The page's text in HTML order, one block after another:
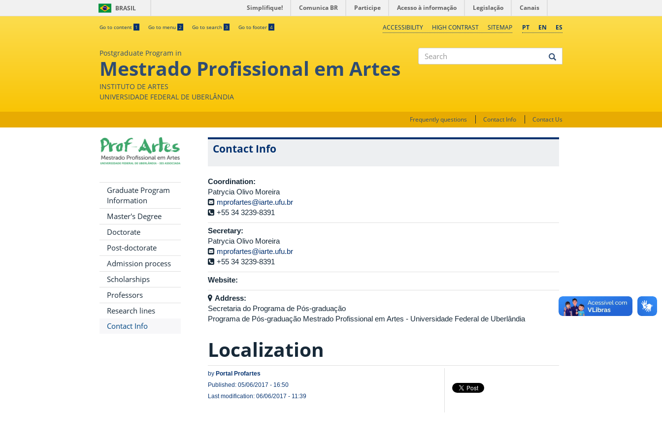
BRASIL Simplifique! Comunica BR Participe Acesso à informação Legislação Canais
Go to content 1 Go to menu 2 Go to search 3 Go to footer 4 PT EN ES
ACCESSIBILITY HIGH CONTRAST SITEMAP
Postgraduate Program in
Mestrado Profissional em Artes
INSTITUTO DE ARTES
UNIVERSIDADE FEDERAL DE UBERLÂNDIA
Frequently questions Contact Info Contact Us
Graduate Program
Information
Master's Degree
Doctorate
Post-doctorate
Admission process
Scholarships
Professors
Research lines
Contact Info
Contact Info
Coordination:
Patrycia Olivo Moreira
mprofartes@iarte.ufu.br
+55 34 3239-8391
Secretary:
Patrycia Olivo Moreira
mprofartes@iarte.ufu.br
+55 34 3239-8391
Website:
Address:
Secretaria do Programa de Pós-graduação
Programa de Pós-graduação Mestrado Profissional em Artes - Universidade Federal de Uberlândia
Localization
by Portal Profartes
Published: 05/06/2017 - 16:50
Last modification: 06/06/2017 - 11:39